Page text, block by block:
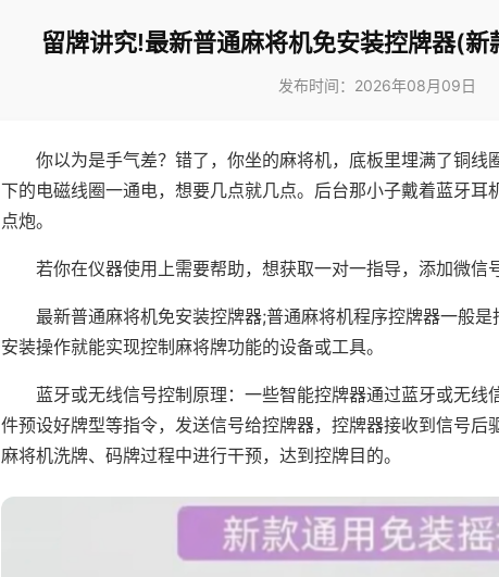
留牌讲究!最新普通麻将机免安装控牌器(新
发布时间：2026年08月09日
你以为是手气差？错了，你坐的麻将机，底板里埋满了铜线
下的电磁线圈一通电，想要几点就几点。后台那小子戴着蓝牙耳
点炮。
若你在仪器使用上需要帮助，想获取一对一指导，添加微信
最新普通麻将机免安装控牌器;普通麻将机程序控牌器一般
安装操作就能实现控制麻将牌功能的设备或工具。
蓝牙或无线信号控制原理：一些智能控牌器通过蓝牙或无线
件预设好牌型等指令，发送信号给控牌器，控牌器接收到信号后
麻将机洗牌、码牌过程中进行干预，达到控牌目的。